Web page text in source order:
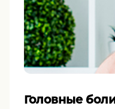
Головные